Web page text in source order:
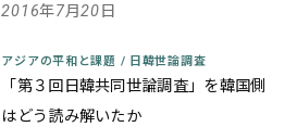
2016年7月20日
アジアの平和と課題 / 日韓世論調査
「第３回日韓共同世論調査」を韓国側
はどう読み解いたか